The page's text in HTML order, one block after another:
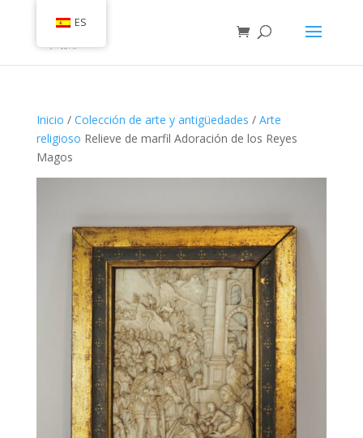
Inicio / Colección de arte y antigüedades / Arte
religioso Relieve de marfil Adoración de los Reyes
Magos
ES